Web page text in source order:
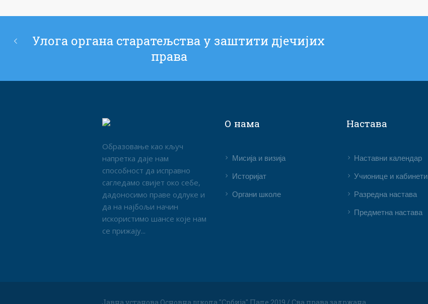
Улога органа старатељства у заштити дјечијих
права
Образовање као кључ
напретка даје нам
способност да исправно
сагледамо свијет око себе,
дадоносимо праве одлуке и
да на најбољи начин
искористимо шансе које нам
се прижају...
О нама
Мисија и визија
Историјат
Органи школе
Настава
Наставни календар
Учионице и кабинети
Разредна настава
Предметна настава